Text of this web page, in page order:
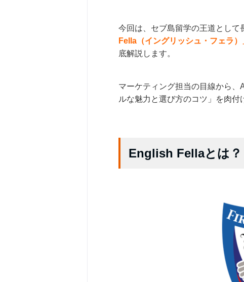
今回は、セブ島留学の王道として
Fella（イングリッシュ・フェラ）
底解説します。
マーケティング担当の目線から
ルな魅力と選び方のコツ」を肉付
English Fellaとは？